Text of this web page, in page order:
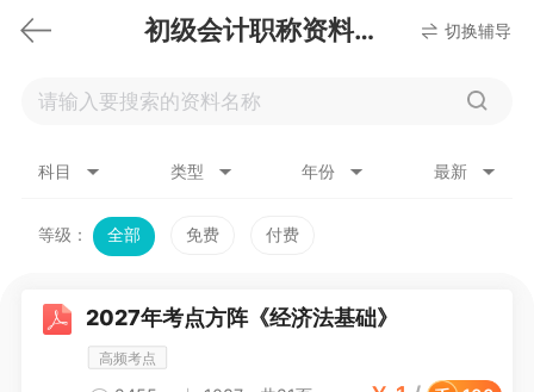
初级会计职称资料下载 切换辅导
科目 类型 年份 最新
等级： 全部 免费 付费
2027年考点方阵《经济法基础》
高频考点